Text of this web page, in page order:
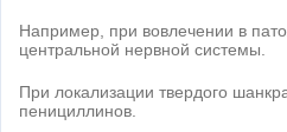
Например, при вовлечении в
центральной нервной системы.
При локализации твердого
пенициллинов.